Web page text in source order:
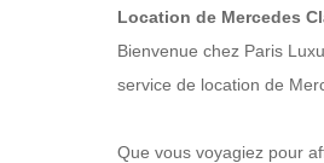
Location de Mercedes
Bienvenue chez Paris
service de location de
Que vous voyagiez pour